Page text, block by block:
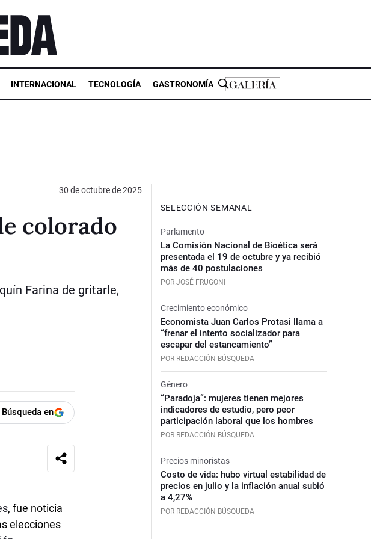
INTERNACIONAL TECNOLOGÍA GASTRONOMÍA
30 de octubre de 2025
colorado
Farina de gritarle,
en
, fue noticia
elecciones
SELECCIÓN SEMANAL
Parlamento
La Comisión Nacional de Bioética será
presentada el 19 de octubre y ya recibió
más de 40 postulaciones
POR JOSÉ FRUGONI
Crecimiento económico
Economista Juan Carlos Protasi llama a
“frenar el intento socializador para
escapar del estancamiento”
POR REDACCIÓN BÚSQUEDA
Género
“Paradoja”: mujeres tienen mejores
indicadores de estudio, pero peor
participación laboral que los hombres
POR REDACCIÓN BÚSQUEDA
Precios minoristas
Costo de vida: hubo virtual estabilidad de
precios en julio y la inflación anual subió
a 4,27%
POR REDACCIÓN BÚSQUEDA